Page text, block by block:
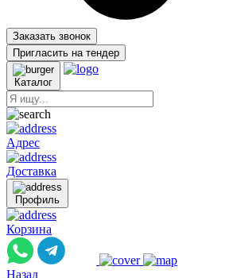
Заказать звонок
Пригласить на тендер
Каталог
Адрес
Доставка
Профиль
Корзина
Назад